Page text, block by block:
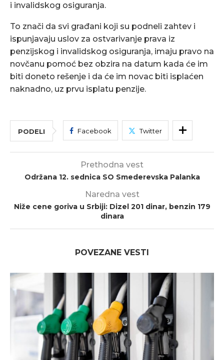
i invalidskog osiguranja.
To znači da svi građani koji su podneli zahtev i
ispunjavaju uslov za ostvarivanje prava iz
penzijskog i invalidskog osiguranja, imaju pravo na
novčanu pomoć bez obzira na datum kada će im
biti doneto rešenje i da će im novac biti isplaćen
naknadno, uz prvu isplatu penzije.
PODELI Facebook Twitter
Prethodna vest
Održana 12. sednica SO Smederevska Palanka
Naredna vest
Niže cene goriva u Srbiji: Dizel 201 dinar, benzin 179
dinara
POVEZANE VESTI